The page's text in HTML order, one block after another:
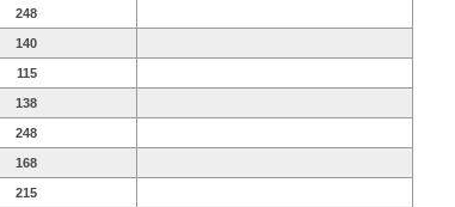
248
140
115
138
248
168
215